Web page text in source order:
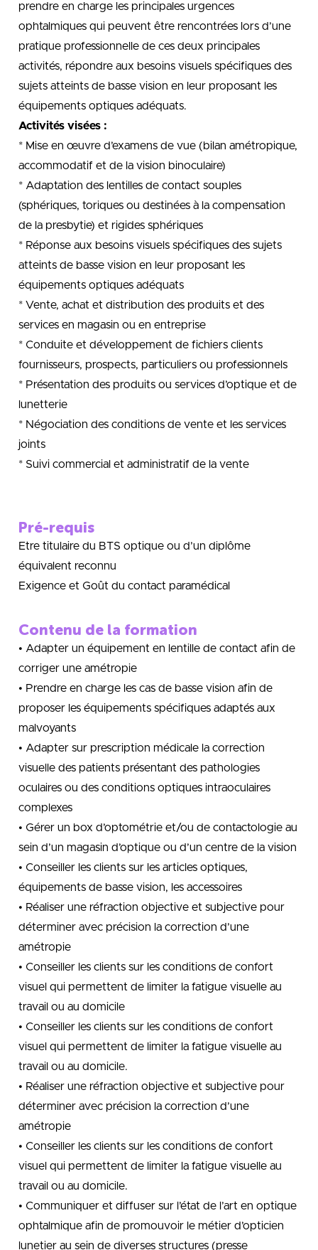
prendre en charge les principales urgences
ophtalmiques qui peuvent être rencontrées lors d’une
pratique professionnelle de ces deux principales
activités, répondre aux besoins visuels spécifiques des
sujets atteints de basse vision en leur proposant les
équipements optiques adéquats.
Activités visées :
* Mise en œuvre d’examens de vue (bilan amétropique,
accommodatif et de la vision binoculaire)
* Adaptation des lentilles de contact souples
(sphériques, toriques ou destinées à la compensation
de la presbytie) et rigides sphériques
* Réponse aux besoins visuels spécifiques des sujets
atteints de basse vision en leur proposant les
équipements optiques adéquats
* Vente, achat et distribution des produits et des
services en magasin ou en entreprise
* Conduite et développement de fichiers clients
fournisseurs, prospects, particuliers ou professionnels
* Présentation des produits ou services d’optique et de
lunetterie
* Négociation des conditions de vente et les services
joints
* Suivi commercial et administratif de la vente
Pré-requis
Etre titulaire du BTS optique ou d’un diplôme
équivalent reconnu
Exigence et Goût du contact paramédical
Contenu de la formation
• Adapter un équipement en lentille de contact afin de
corriger une amétropie
• Prendre en charge les cas de basse vision afin de
proposer les équipements spécifiques adaptés aux
malvoyants
• Adapter sur prescription médicale la correction
visuelle des patients présentant des pathologies
oculaires ou des conditions optiques intraoculaires
complexes
• Gérer un box d’optométrie et/ou de contactologie au
sein d’un magasin d’optique ou d’un centre de la vision
• Conseiller les clients sur les articles optiques,
équipements de basse vision, les accessoires
• Réaliser une réfraction objective et subjective pour
déterminer avec précision la correction d’une
amétropie
• Conseiller les clients sur les conditions de confort
visuel qui permettent de limiter la fatigue visuelle au
travail ou au domicile
• Conseiller les clients sur les conditions de confort
visuel qui permettent de limiter la fatigue visuelle au
travail ou au domicile.
• Réaliser une réfraction objective et subjective pour
déterminer avec précision la correction d’une
amétropie
• Conseiller les clients sur les conditions de confort
visuel qui permettent de limiter la fatigue visuelle au
travail ou au domicile.
• Communiquer et diffuser sur l’état de l’art en optique
ophtalmique afin de promouvoir le métier d’opticien
lunetier au sein de diverses structures (presse